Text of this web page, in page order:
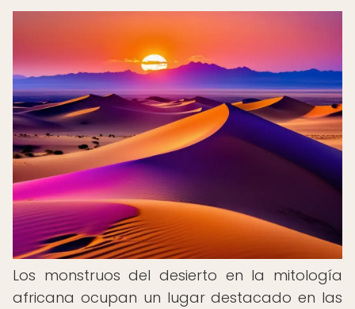
Los monstruos del desierto en la mitología
africana ocupan un lugar destacado en las